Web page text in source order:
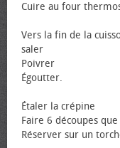
Cuire au four
Vers la fin de la
saler
Poivrer
Égoutter.
Étaler la crépine
Faire 6 découpes
Réserver sur un